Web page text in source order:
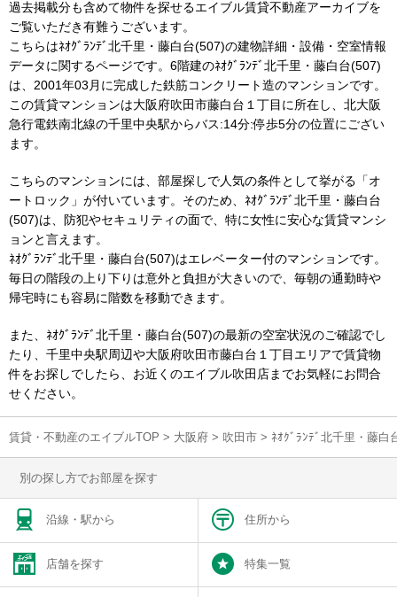
過去掲載分も含めて物件を探せるエイブル賃貸不動産アーカイブを
ご覧いただき有難うございます。
こちらはﾈｵｸﾞﾗﾝﾃﾞ北千里・藤白台(507)の建物詳細・設備・空室情報
データに関するページです。6階建のﾈｵｸﾞﾗﾝﾃﾞ北千里・藤白台(507)
は、2001年03月に完成した鉄筋コンクリート造のマンションです。
この賃貸マンションは大阪府吹田市藤白台１丁目に所在し、北大阪
急行電鉄南北線の千里中央駅からバス:14分:停歩5分の位置にござい
ます。
こちらのマンションには、部屋探しで人気の条件として挙がる「オ
ートロック」が付いています。そのため、ﾈｵｸﾞﾗﾝﾃﾞ北千里・藤白台
(507)は、防犯やセキュリティの面で、特に女性に安心な賃貸マンシ
ョンと言えます。
ﾈｵｸﾞﾗﾝﾃﾞ北千里・藤白台(507)はエレベーター付のマンションです。
毎日の階段の上り下りは意外と負担が大きいので、毎朝の通勤時や
帰宅時にも容易に階数を移動できます。
また、ﾈｵｸﾞﾗﾝﾃﾞ北千里・藤白台(507)の最新の空室状況のご確認でし
たり、千里中央駅周辺や大阪府吹田市藤白台１丁目エリアで賃貸物
件をお探しでしたら、お近くのエイブル吹田店までお気軽にお問合
せください。
賃貸・不動産のエイブルTOP > 大阪府 > 吹田市 > ﾈｵｸﾞﾗﾝﾃﾞ北千里・藤白
別の探し方でお部屋を探す
沿線・駅から 住所から
店舗を探す 特集一覧